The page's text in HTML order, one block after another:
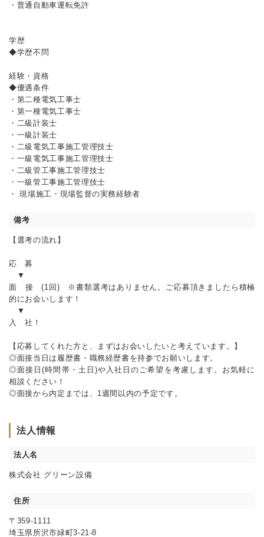
・普通自動車運転免許
学歴
◆学歴不問
経験・資格
◆優遇条件
・第二種電気工事士
・第一種電気工事士
・二級計装士
・一級計装士
・二級電気工事施工管理技士
・一級電気工事施工管理技士
・二級管工事施工管理技士
・一級管工事施工管理技士
・ 現場施工・現場監督の実務経験者
備考
【選考の流れ】
応 募
▼
面 接 (1回) ※書類選考はありません。ご応募頂きましたら積極
的にお会いします！
▼
入 社！
【応募してくれた方と、まずはお会いしたいと考えています。】
◎面接当日は履歴書・職務経歴書を持参でお願いします。
◎面接日(時間帯・土日)や入社日のご希望を考慮します。お気軽に
相談ください！
◎面接から内定までは、1週間以内の予定です。
法人情報
法人名
株式会社 グリーン設備
住所
〒359-1111
埼玉県所沢市緑町3-21-8